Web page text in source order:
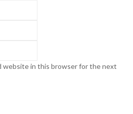
website in this browser for the next